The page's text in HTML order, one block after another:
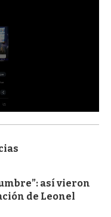
así vieron
de Leonel